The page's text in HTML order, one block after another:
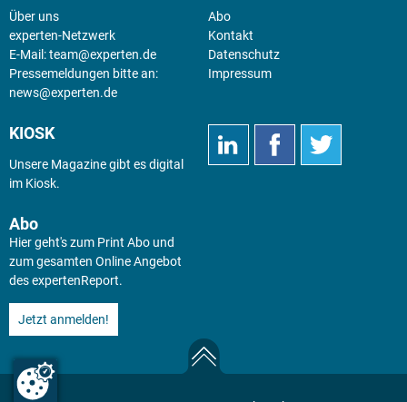
Über uns
experten-Netzwerk
E-Mail:team@experten.de
Pressemeldungen bitte an:
news@experten.de
Abo
Kontakt
Datenschutz
Impressum
KIOSK
Unsere Magazine gibt es digital
im Kiosk.
Abo
Hier geht's zum Print Abo und
zum gesamten Online Angebot
des expertenReport.
Jetzt anmelden!